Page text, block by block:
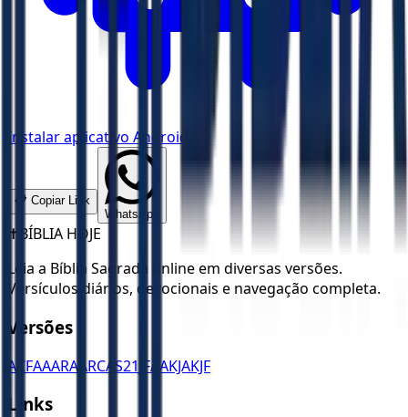
Instalar aplicativo Android
📋 Copiar Link
WhatsApp
✝️ BÍBLIA HOJE
Leia a Bíblia Sagrada online em diversas versões.
Versículos diários, devocionais e navegação completa.
Versões
ACFAAARA ARCAS21 JFAAKJAKJF
Links